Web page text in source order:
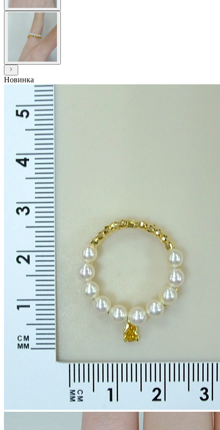
Новинка